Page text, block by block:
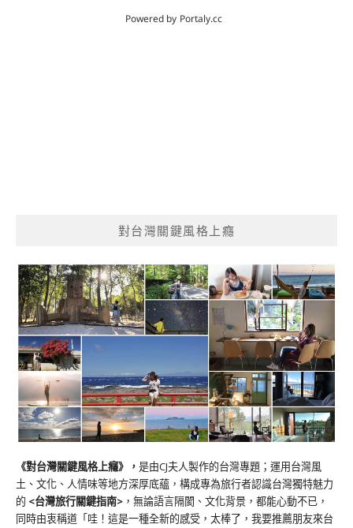
對台灣關鍵風格上癮
《對台灣關鍵風格上癮》 ， 是由CJ夫人製作的台灣專題；運用台灣風
土、文化、人情味等地方深厚底蘊，構成專為旅行者認識台灣獨特魅力
的 <台灣旅行關鍵指南> ，無論語言隔閡、文化背景，都能心動不已，
同時由衷稱道「哇！這是一種全新的感受，太棒了，我要推薦朋友來台